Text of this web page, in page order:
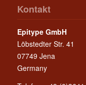
Kontakt
Epitype GmbH
Löbstedter Str. 41
07749 Jena
Germany